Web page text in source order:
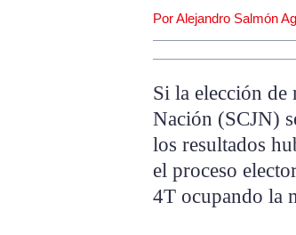
Por Alejandro Salmón
Si la elección de
Nación (SCJN)
los resultados
el proceso
4T ocupando la